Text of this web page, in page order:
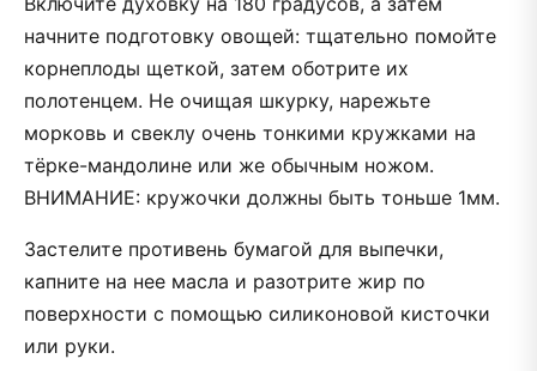
начните подготовку овощей: тщательно помойте
корнеплоды щеткой, затем оботрите их
полотенцем. Не очищая шкурку, нарежьте
морковь и свеклу очень тонкими кружками на
тёрке-мандолине или же обычным ножом.
ВНИМАНИЕ: кружочки должны быть тоньше 1мм.
Застелите противень бумагой для выпечки,
капните на нее масла и разотрите жир по
поверхности с помощью силиконовой кисточки
или руки.